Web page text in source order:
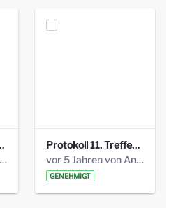
vor 5 Jahren von Anni Schlumberger
Protokoll 11. Treffen 20150901 AG Bismarckplatz.pdf
vor 5 Jahren von Anni Schlumberger
GENEHMIGT